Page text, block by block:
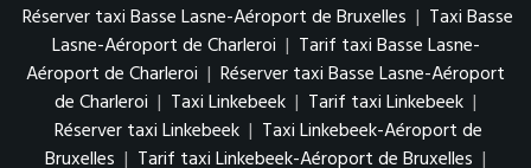
Réserver taxi Basse Lasne-Aéroport de Bruxelles | Taxi Basse
Lasne-Aéroport de Charleroi | Tarif taxi Basse Lasne-
Aéroport de Charleroi | Réserver taxi Basse Lasne-Aéroport
de Charleroi | Taxi Linkebeek | Tarif taxi Linkebeek |
Réserver taxi Linkebeek | Taxi Linkebeek-Aéroport de
Bruxelles | Tarif taxi Linkebeek-Aéroport de Bruxelles |